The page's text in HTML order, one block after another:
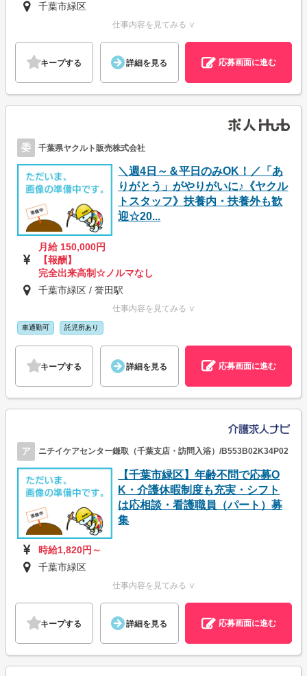
千葉市緑区
仕事内容を見てみる ∨
キープする 詳細を見る 応募画面に進む
委 千葉県ヤクルト販売株式会社
＼週4日～＆平日のみOK！／「あ
りがとう」がやりがいに♪《ヤクル
トスタッフ》扶養内・扶養外も歓
迎☆20...
月給 150,000円
【報酬】
完全出来高制☆ノルマなし
千葉市緑区 / 誉田駅
仕事内容を見てみる ∨
車通勤可 託児所あり
キープする 詳細を見る 応募画面に進む
ア ニチイケアセンター鎌取（千葉支店・訪問入浴）/B553B02K34P02
【千葉市緑区】年齢不問で応募O
K・介護休暇制度も充実・シフト
は応相談・看護職員（パート）募
集
時給1,820円～
千葉市緑区
仕事内容を見てみる ∨
キープする 詳細を見る 応募画面に進む